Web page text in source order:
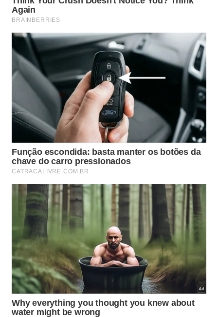
Após corrigir o nível do contrapiso e garantir que a
superfície esteja limpa e seca, aplique argamassa
adequada ao tipo de revestimento,
para porcelanatos e áreas externas. Reassente as
peças respeitando o espaçamento indicado pelo
fabricante e crie juntas de dilatação ao redor das
paredes, com folga de aproximadamente um
centímetro que ficará escondida pelo rodapé.
Aguarde a cura completa antes de rejuntar.